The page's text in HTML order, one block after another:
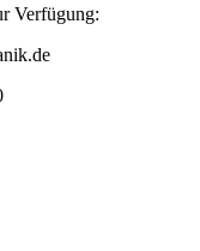
Verfügung: